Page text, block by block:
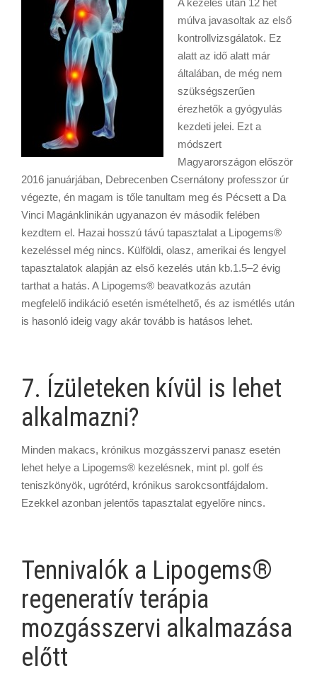
A kezelés után 12 hét
múlva javasoltak az első
kontrollvizsgálatok. Ez
alatt az idő alatt már
általában, de még nem
szükségszerűen
érezhetők a gyógyulás
kezdeti jelei. Ezt a
módszert
Magyarországon először
2016 januárjában, Debrecenben Csernátony professzor úr
végezte, én magam is tőle tanultam meg és Pécsett a Da
Vinci Magánklinikán ugyanazon év második felében
kezdtem el. Hazai hosszú távú tapasztalat a Lipogems®
kezeléssel még nincs. Külföldi, olasz, amerikai és lengyel
tapasztalatok alapján az első kezelés után kb.1.5–2 évig
tarthat a hatás. A Lipogems® beavatkozás azután
megfelelő indikáció esetén ismételhető, és az ismétlés után
is hasonló ideig vagy akár tovább is hatásos lehet.
7. Ízületeken kívül is lehet
alkalmazni?
Minden makacs, krónikus mozgásszervi panasz esetén
lehet helye a Lipogems® kezelésnek, mint pl. golf­ és
teniszkönyök, ugrótérd, krónikus sarokcsontfájdalom.
Ezekkel azonban jelentős tapasztalat egyelőre nincs.
Tennivalók a Lipogems®
regeneratív terápia
mozgásszervi alkalmazása
előtt